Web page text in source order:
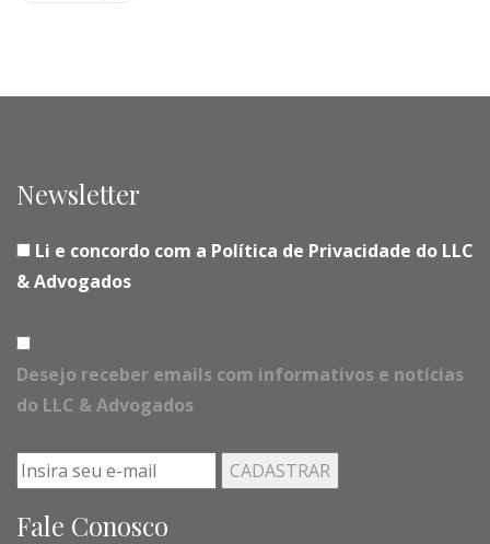
Newsletter
Li e concordo com a Política de Privacidade do LLC
& Advogados
Desejo receber emails com informativos e notícias
do LLC & Advogados
Fale Conosco